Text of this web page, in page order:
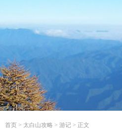
首页 > 太白山攻略 > 游记 > 正文